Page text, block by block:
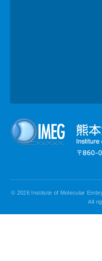
© 2026 Institute of Molecular
All